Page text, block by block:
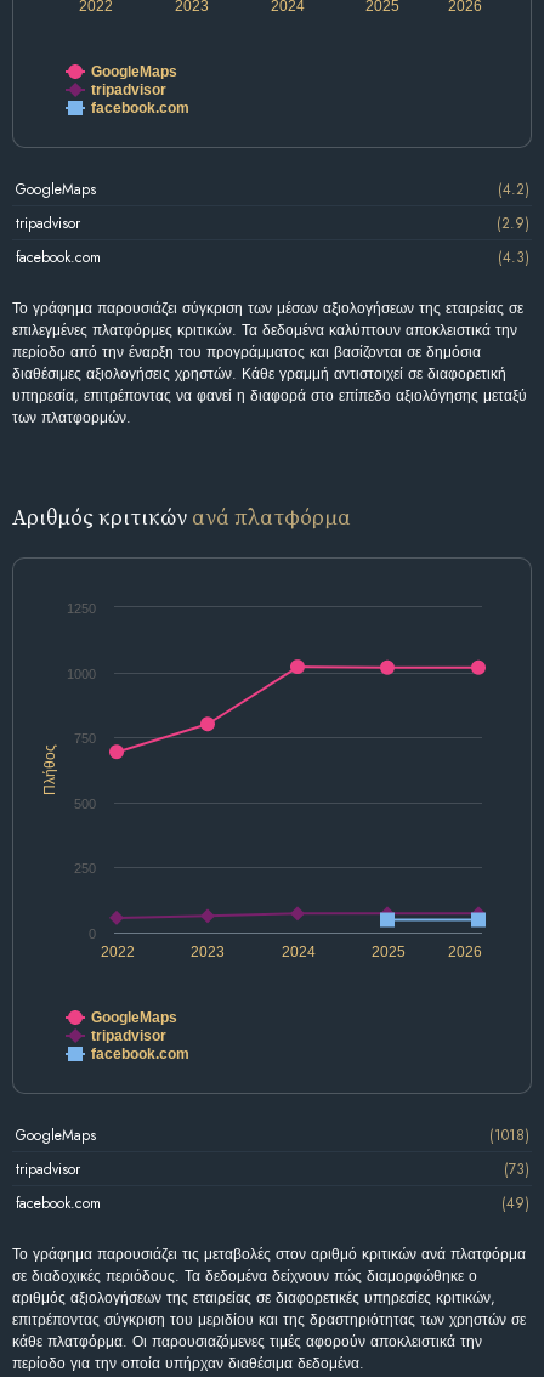
2022 2024 2026
2023 2025
GoogleMaps
tripadvisor
facebook.com
GoogleMaps
(4.2)
tripadvisor
(2.9)
facebook.com
(4.3)
Το γράφημα παρουσιάζει σύγκριση των μέσων αξιολογήσεων της εταιρείας σε
επιλεγμένες πλατφόρμες κριτικών. Τα δεδομένα καλύπτουν αποκλειστικά την
περίοδο από την έναρξη του προγράμματος και βασίζονται σε δημόσια
διαθέσιμες αξιολογήσεις χρηστών. Κάθε γραμμή αντιστοιχεί σε διαφορετική
υπηρεσία, επιτρέποντας να φανεί η διαφορά στο επίπεδο αξιολόγησης μεταξύ
των πλατφορμών.
Αριθμός κριτικών ανά πλατφόρμα
Πλήθος
2022 2024 2026
2023 2025
0
250
500
750
1000
1250
GoogleMaps
tripadvisor
facebook.com
GoogleMaps
(1018)
tripadvisor
(73)
facebook.com
(49)
Το γράφημα παρουσιάζει τις μεταβολές στον αριθμό κριτικών ανά πλατφόρμα
σε διαδοχικές περιόδους. Τα δεδομένα δείχνουν πώς διαμορφώθηκε ο
αριθμός αξιολογήσεων της εταιρείας σε διαφορετικές υπηρεσίες κριτικών,
επιτρέποντας σύγκριση του μεριδίου και της δραστηριότητας των χρηστών σε
κάθε πλατφόρμα. Οι παρουσιαζόμενες τιμές αφορούν αποκλειστικά την
περίοδο για την οποία υπήρχαν διαθέσιμα δεδομένα.